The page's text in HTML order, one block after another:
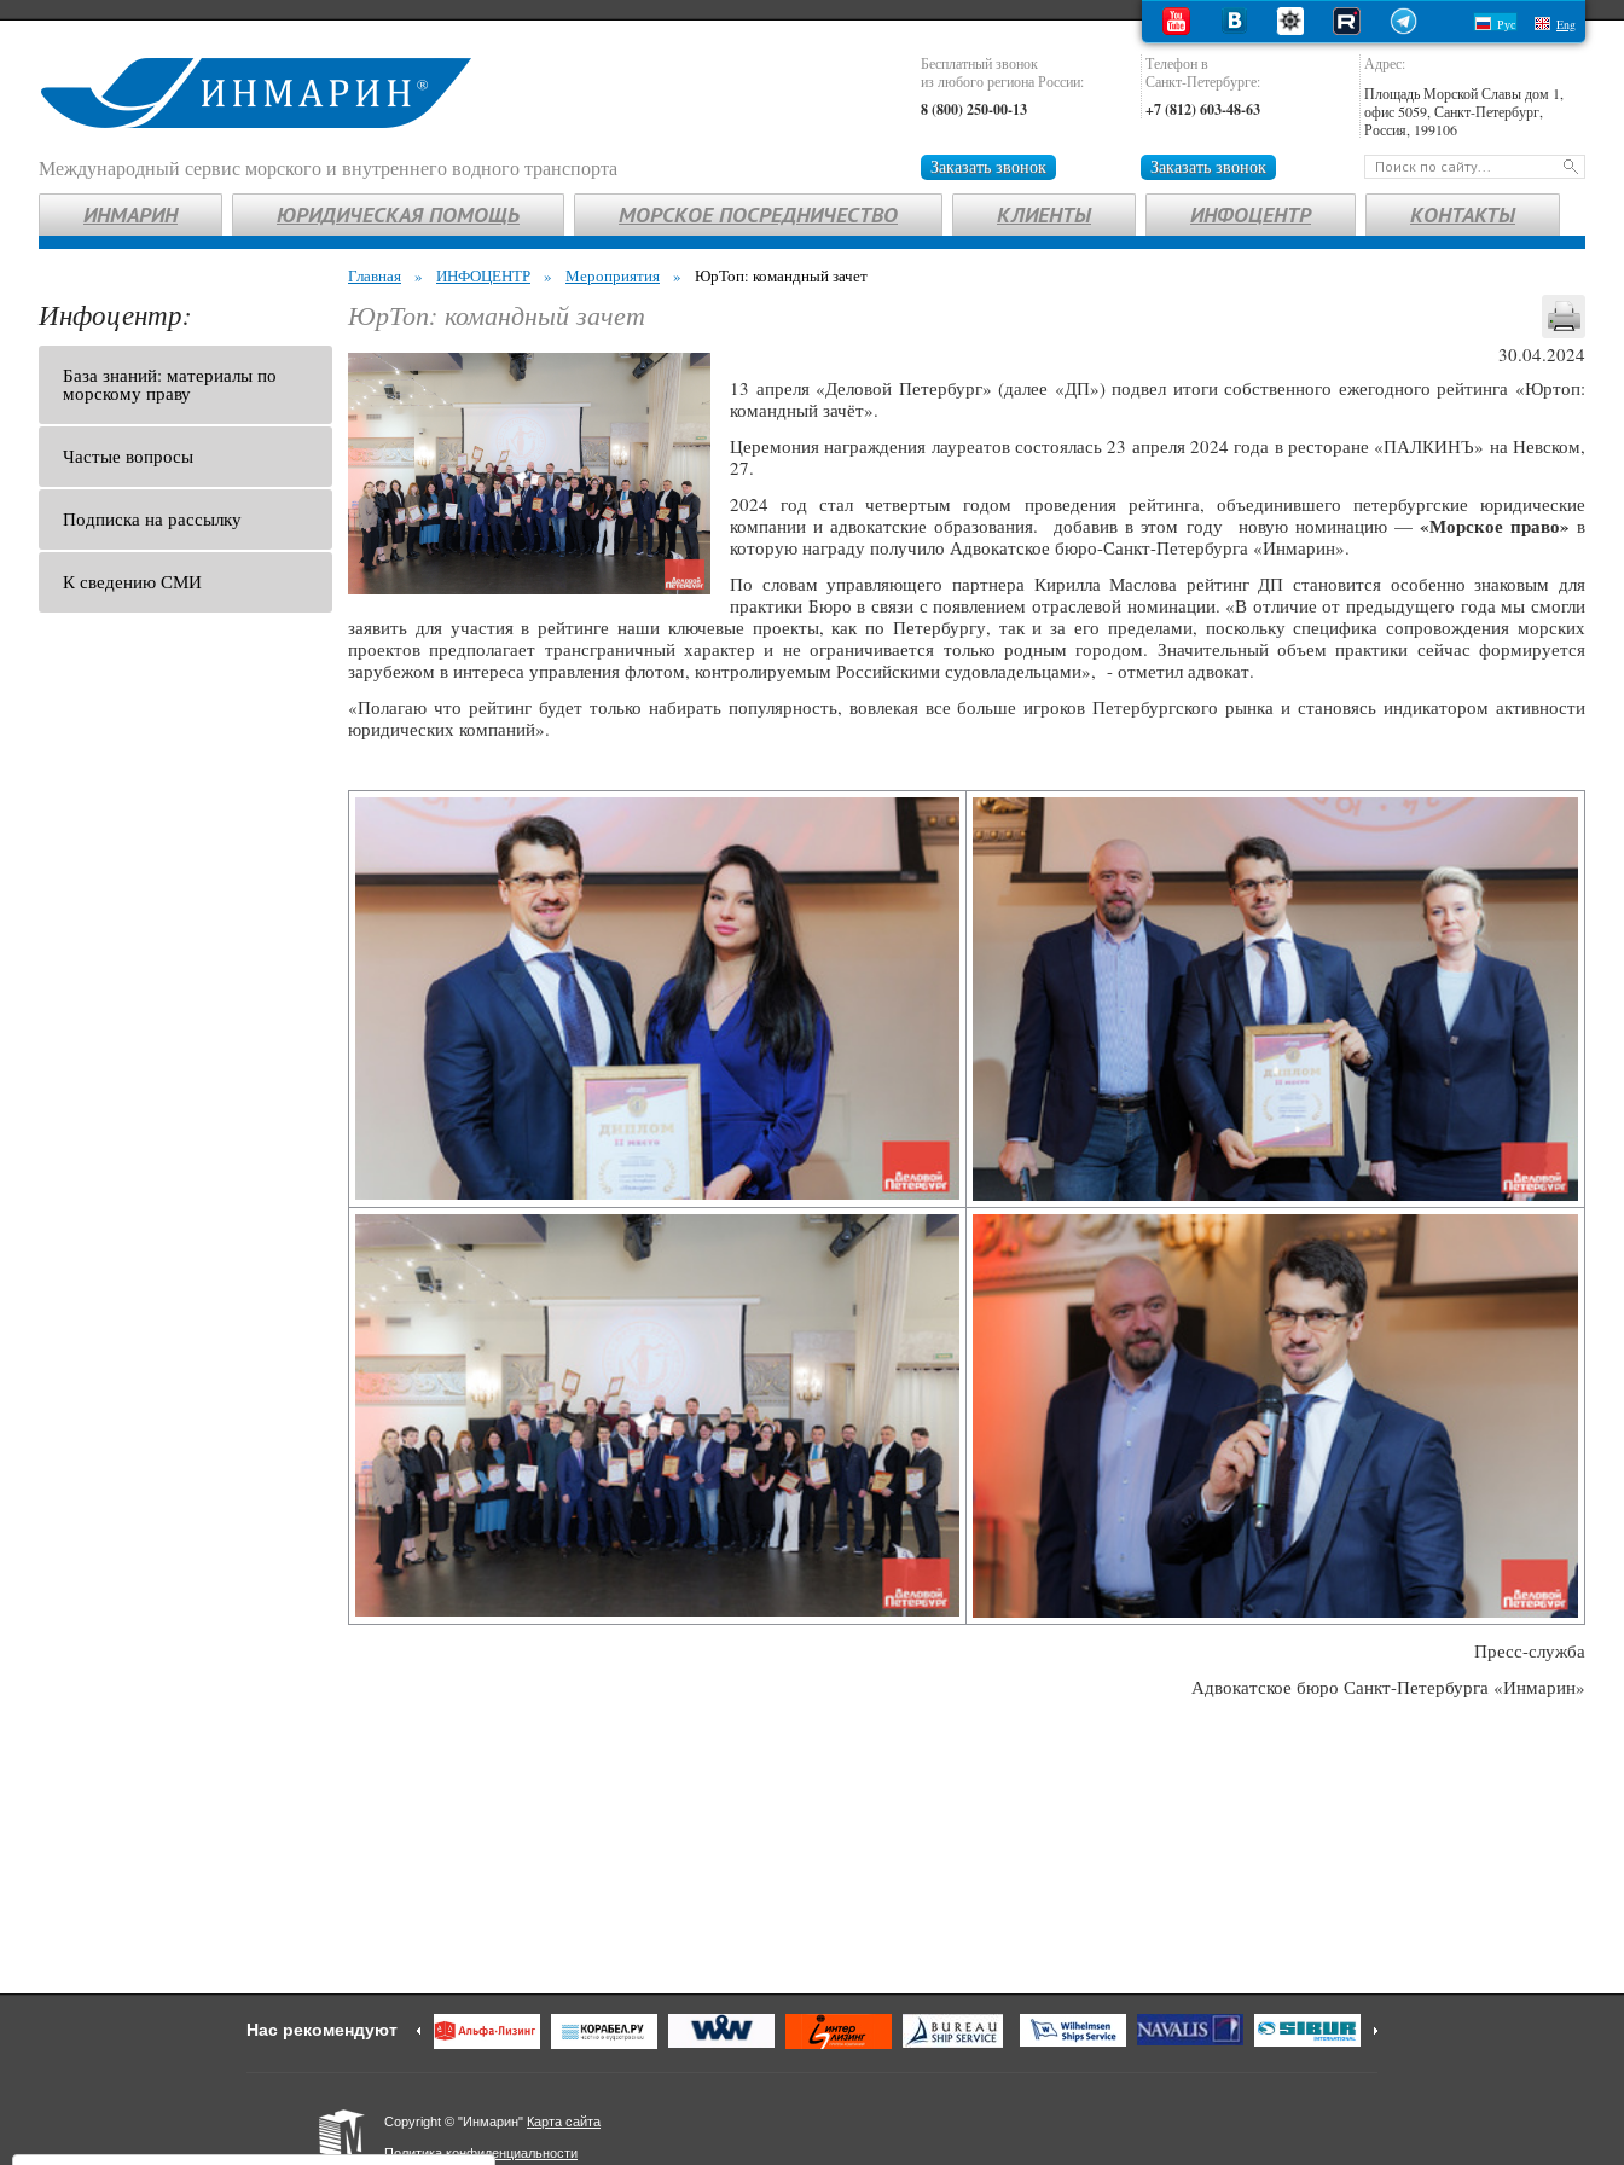
Рус Eng
Бесплатный звонок
из любого региона России:
8 (800) 250-00-13
Телефон в
Санкт-Петербурге:
+7 (812) 603-48-63
Адрес:
Площадь Морской Славы дом 1,
офис 5059, Санкт-Петербург,
Россия, 199106
Международный сервис морского и внутреннего водного транспорта Заказать звонок Заказать звонок
ИНМАРИН ЮРИДИЧЕСКАЯ ПОМОЩЬ МОРСКОЕ ПОСРЕДНИЧЕСТВО КЛИЕНТЫ ИНФОЦЕНТР КОНТАКТЫ
Инфоцентр:
База знаний: материалы по
морскому праву
Частые вопросы
Подписка на рассылку
К сведению СМИ
Главная » ИНФОЦЕНТР » Мероприятия » ЮрТоп: командный зачет
30.04.2024
ЮрТоп: командный зачет
13 апреля «Деловой Петербург» (далее «ДП») подвел итоги собственного ежегодного рейтинга «Юртоп:
командный зачёт».
Церемония награждения лауреатов состоялась 23 апреля 2024 года в ресторане «ПАЛКИНЪ» на Невском,
27.
2024 год стал четвертым годом проведения рейтинга, объединившего петербургские юридические
компании и адвокатские образования. добавив в этом году новую номинацию — «Морское право» в
которую награду получило Адвокатское бюро-Санкт-Петербурга «Инмарин».
По словам управляющего партнера Кирилла Маслова рейтинг ДП становится особенно знаковым для
практики Бюро в связи с появлением отраслевой номинации. «В отличие от предыдущего года мы смогли
заявить для участия в рейтинге наши ключевые проекты, как по Петербургу, так и за его пределами, поскольку специфика сопровождения морских
проектов предполагает трансграничный характер и не ограничивается только родным городом. Значительный объем практики сейчас формируется
зарубежом в интереса управления флотом, контролируемым Российскими судовладельцами», - отметил адвокат.
«Полагаю что рейтинг будет только набирать популярность, вовлекая все больше игроков Петербургского рынка и становясь индикатором активности
юридических компаний».
Пресс-служба
Адвокатское бюро Санкт-Петербурга «Инмарин»
Нас рекомендуют
Copyright © "Инмарин" Карта сайта
Политика конфиденциальности